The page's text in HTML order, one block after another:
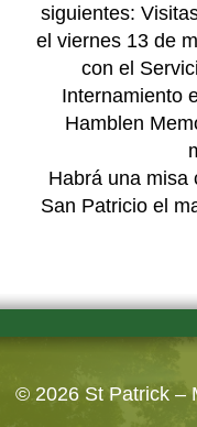
siguientes:
el viernes 13 de
con el
Internamiento
Hamblen
Habrá una misa
San Patricio el
© 2026 St Patrick –